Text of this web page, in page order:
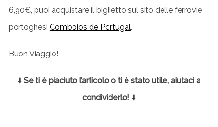
6,90€, puoi acquistare il biglietto sul sito delle ferrovie
portoghesi Comboios de Portugal.
Buon Viaggio!
⬇️ Se ti è piaciuto l’articolo o ti è stato utile, aiutaci a
condividerlo! ⬇️